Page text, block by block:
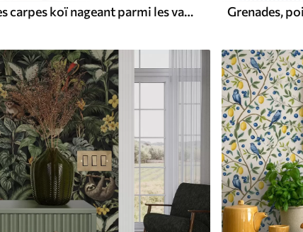
Des carpes koï nageant parmi les vagues spectaculaires de l'océan